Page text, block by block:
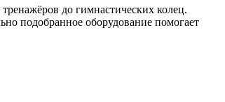
до гимнастических колец.
подобранное оборудование помогает